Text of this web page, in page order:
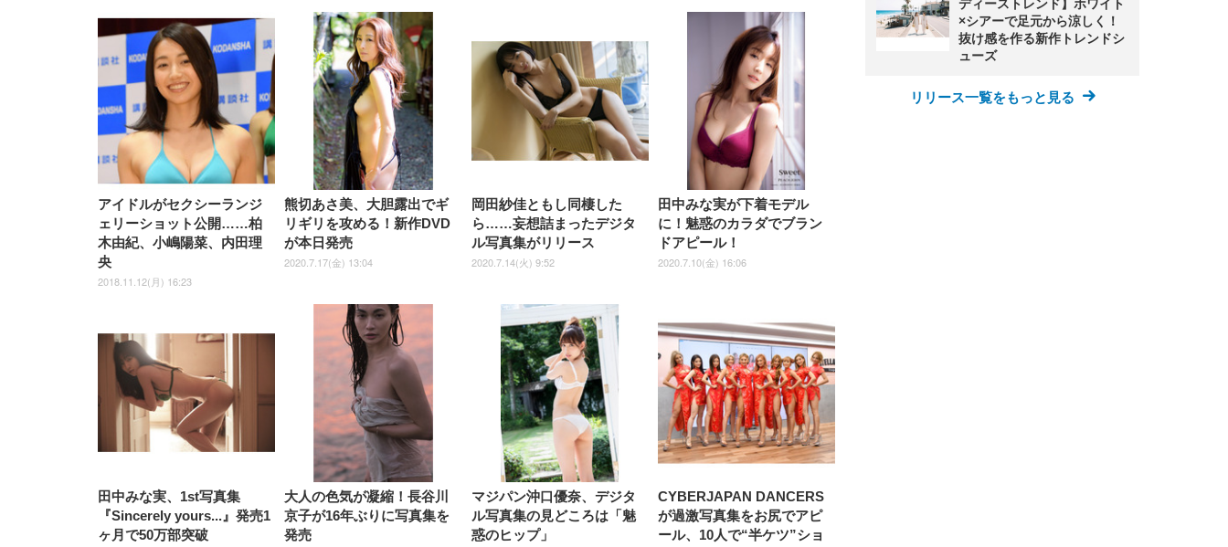
アイドルがセクシーランジ
ェリーショット公開……柏
木由紀、小嶋陽菜、内田理
央
2018.11.12(月) 16:23
熊切あさ美、大胆露出でギ
リギリを攻める！新作DVD
が本日発売
2020.7.17(金) 13:04
岡田紗佳ともし同棲した
ら……妄想詰まったデジタ
ル写真集がリリース
2020.7.14(火) 9:52
田中みな実が下着モデル
に！魅惑のカラダでブラン
ドアピール！
2020.7.10(金) 16:06
田中みな実、1st写真集
『Sincerely yours...』発売1
ヶ月で50万部突破
大人の色気が凝縮！長谷川
京子が16年ぶりに写真集を
発売
マジパン沖口優奈、デジタ
ル写真集の見どころは「魅
惑のヒップ」
CYBERJAPAN DANCERS
が過激写真集をお尻でアピ
ール、10人で“半ケツ”ショ
ディーストレンド】ホワイト
×シアーで足元から涼しく！
抜け感を作る新作トレンドシ
ューズ
リリース一覧をもっと見る